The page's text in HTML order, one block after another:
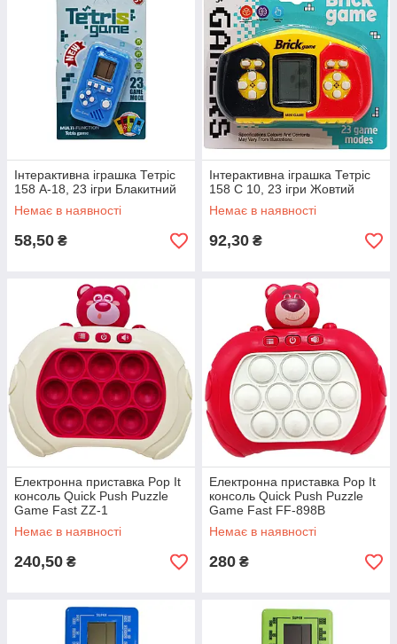
Інтерактивна іграшка Тетріс
158 A-18, 23 ігри Блакитний
Немає в наявності
58,50 ₴
Інтерактивна іграшка Тетріс
158 C 10, 23 ігри Жовтий
Немає в наявності
92,30 ₴
Електронна приставка Pop It
консоль Quick Push Puzzle
Game Fast ZZ-1
Немає в наявності
240,50 ₴
Електронна приставка Pop It
консоль Quick Push Puzzle
Game Fast FF-898B
Немає в наявності
280 ₴